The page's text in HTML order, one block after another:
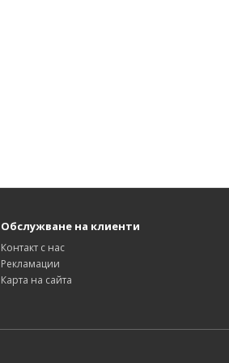
Обслужване на клиенти
Контакт с нас
Рекламации
Карта на сайта